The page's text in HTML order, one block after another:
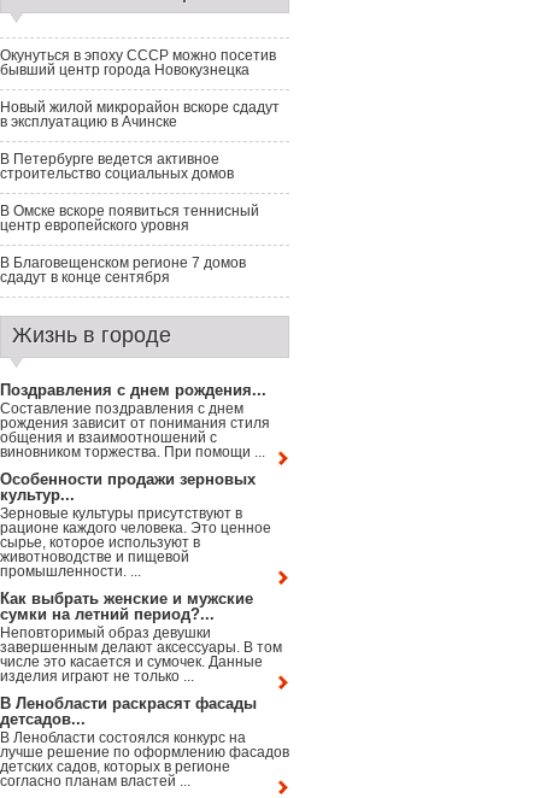
Окунуться в эпоху СССР можно посетив
бывший центр города Новокузнецка
Новый жилой микрорайон вскоре сдадут
в эксплуатацию в Ачинске
В Петербурге ведется активное
строительство социальных домов
В Омске вскоре появиться теннисный
центр европейского уровня
В Благовещенском регионе 7 домов
сдадут в конце сентября
Жизнь в городе
Поздравления с днем рождения...
Составление поздравления с днем
рождения зависит от понимания стиля
общения и взаимоотношений с
виновником торжества. При помощи ...
Особенности продажи зерновых
культур...
Зерновые культуры присутствуют в
рационе каждого человека. Это ценное
сырье, которое используют в
животноводстве и пищевой
промышленности. ...
Как выбрать женские и мужские
сумки на летний период?...
Неповторимый образ девушки
завершенным делают аксессуары. В том
числе это касается и сумочек. Данные
изделия играют не только ...
В Ленобласти раскрасят фасады
детсадов...
В Ленобласти состоялся конкурс на
лучше решение по оформлению фасадов
детских садов, которых в регионе
согласно планам властей ...